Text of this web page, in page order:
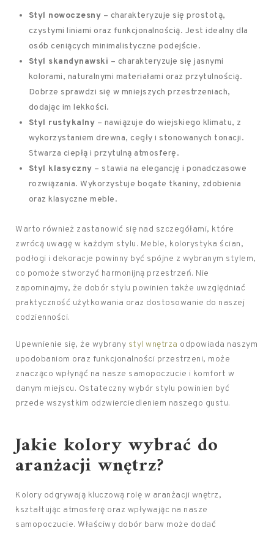
Styl nowoczesny – charakteryzuje się prostotą,
czystymi liniami oraz funkcjonalnością. Jest idealny dla
osób ceniących minimalistyczne podejście.
Styl skandynawski – charakteryzuje się jasnymi
kolorami, naturalnymi materiałami oraz przytulnością.
Dobrze sprawdzi się w mniejszych przestrzeniach,
dodając im lekkości.
Styl rustykalny – nawiązuje do wiejskiego klimatu, z
wykorzystaniem drewna, cegły i stonowanych tonacji.
Stwarza ciepłą i przytulną atmosferę.
Styl klasyczny – stawia na elegancję i ponadczasowe
rozwiązania. Wykorzystuje bogate tkaniny, zdobienia
oraz klasyczne meble.
Warto również zastanowić się nad szczegółami, które
zwrócą uwagę w każdym stylu. Meble, kolorystyka ścian,
podłogi i dekoracje powinny być spójne z wybranym stylem,
co pomoże stworzyć harmonijną przestrzeń. Nie
zapominajmy, że dobór stylu powinien także uwzględniać
praktyczność użytkowania oraz dostosowanie do naszej
codzienności.
Upewnienie się, że wybrany styl wnętrza odpowiada naszym
upodobaniom oraz funkcjonalności przestrzeni, może
znacząco wpłynąć na nasze samopoczucie i komfort w
danym miejscu. Ostateczny wybór stylu powinien być
przede wszystkim odzwierciedleniem naszego gustu.
Jakie kolory wybrać do
aranżacji wnętrz?
Kolory odgrywają kluczową rolę w aranżacji wnętrz,
kształtując atmosferę oraz wpływając na nasze
samopoczucie. Właściwy dobór barw może dodać